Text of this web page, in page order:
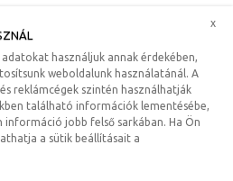
használjuk annak érdekében,
weboldalunk használatánál. A
reklámcégek szintén használhatják
található információk lementésébe,
információ jobb felső sarkában. Ha Ön
a sütik beállításait a
x